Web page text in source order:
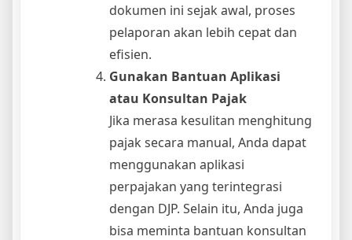
dokumen ini sejak awal, proses
pelaporan akan lebih cepat dan
efisien.
Gunakan Bantuan Aplikasi
atau Konsultan Pajak
Jika merasa kesulitan menghitung
pajak secara manual, Anda dapat
menggunakan aplikasi
perpajakan yang terintegrasi
dengan DJP. Selain itu, Anda juga
bisa meminta bantuan konsultan